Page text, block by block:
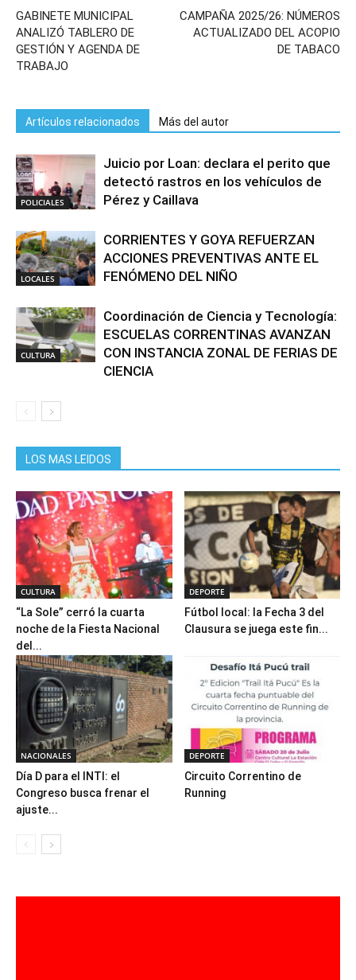
GABINETE MUNICIPAL
ANALIZÓ TABLERO DE
GESTIÓN Y AGENDA DE
TRABAJO
CAMPAÑA 2025/26: NÚMEROS
ACTUALIZADO DEL ACOPIO
DE TABACO
Artículos relacionados Más del autor
POLICIALES
Juicio por Loan: declara el perito que
detectó rastros en los vehículos de
Pérez y Caillava
LOCALES
CORRIENTES Y GOYA REFUERZAN
ACCIONES PREVENTIVAS ANTE EL
FENÓMENO DEL NIÑO
CULTURA
Coordinación de Ciencia y Tecnología:
ESCUELAS CORRENTINAS AVANZAN
CON INSTANCIA ZONAL DE FERIAS DE
CIENCIA
LOS MAS LEIDOS
CULTURA
“La Sole” cerró la cuarta
noche de la Fiesta Nacional
del...
DEPORTE
Fútbol local: la Fecha 3 del
Clausura se juega este fin...
NACIONALES
Día D para el INTI: el
Congreso busca frenar el
ajuste...
DEPORTE
Circuito Correntino de
Running